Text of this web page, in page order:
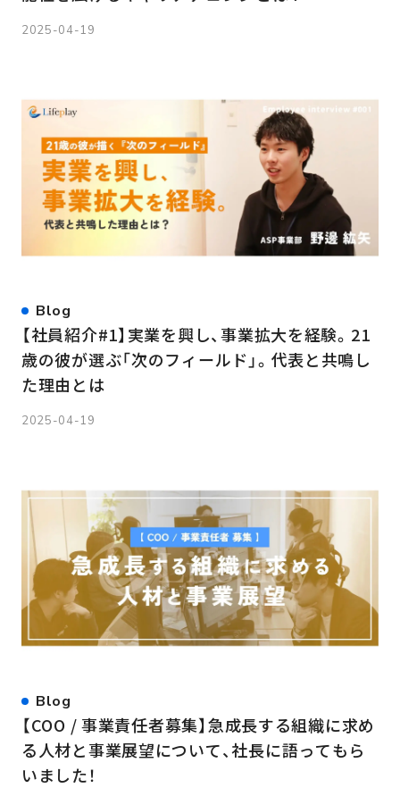
2025-04-19
Blog
【社員紹介#1】実業を興し、事業拡大を経験。21
歳の彼が選ぶ「次のフィールド」。代表と共鳴し
た理由とは
2025-04-19
Blog
【COO / 事業責任者募集】急成長する組織に求め
る人材と事業展望について、社長に語ってもら
いました！